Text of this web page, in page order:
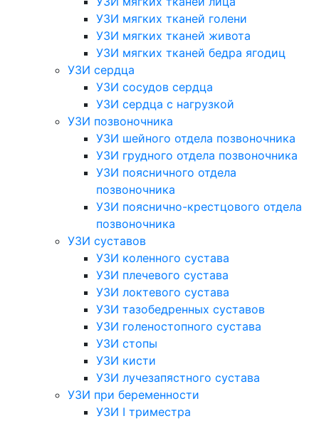
УЗИ мягких тканей голени
УЗИ мягких тканей живота
УЗИ мягких тканей бедра ягодиц
УЗИ сердца
УЗИ сосудов сердца
УЗИ сердца с нагрузкой
УЗИ позвоночника
УЗИ шейного отдела позвоночника
УЗИ грудного отдела позвоночника
УЗИ поясничного отдела
позвоночника
УЗИ пояснично-крестцового отдела
позвоночника
УЗИ суставов
УЗИ коленного сустава
УЗИ плечевого сустава
УЗИ локтевого сустава
УЗИ тазобедренных суставов
УЗИ голеностопного сустава
УЗИ стопы
УЗИ кисти
УЗИ лучезапястного сустава
УЗИ при беременности
УЗИ I триместра